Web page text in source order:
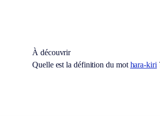
À découvrir
Quelle est la définition du mot hara-kiri